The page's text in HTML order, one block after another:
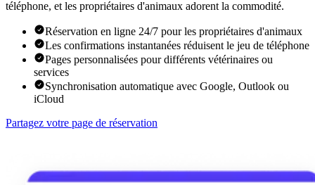
téléphone, et les propriétaires d'animaux adorent la commodité.
Réservation en ligne 24/7 pour les propriétaires d'animaux
Les confirmations instantanées réduisent le jeu de téléphone
Pages personnalisées pour différents vétérinaires ou
services
Synchronisation automatique avec Google, Outlook ou
iCloud
Partagez votre page de réservation